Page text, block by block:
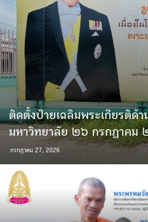
ติดตั้งป้ายเฉลิมพระเกียรติด้า
มหาวิทยาลัย ๒๖ กรกฎาคม
กรกฎาคม 27, 2026